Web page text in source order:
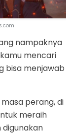
nampaknya
mencari
bisa menjawab
perang, di
meraih